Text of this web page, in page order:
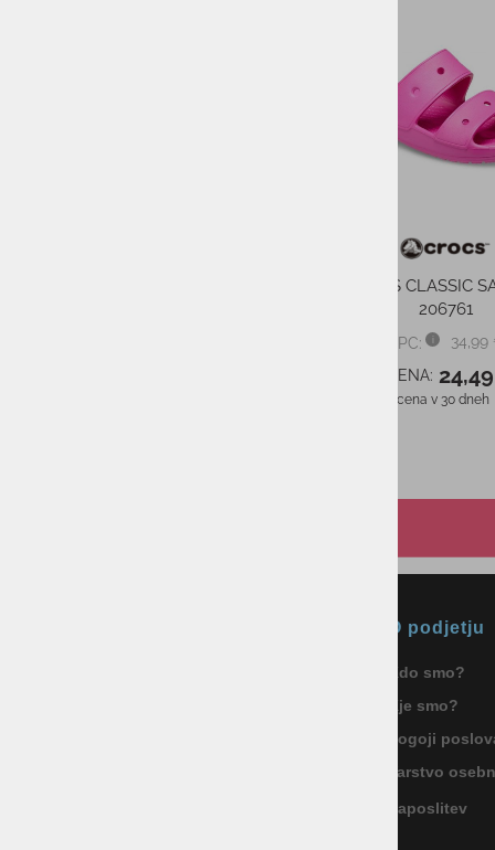
CROCS CLASSIC
206761
PMPC:
34,99
AS CENA:
Najnižja cena v 30 dneh
O podjetju
Kdo smo?
Kje smo?
Pogoji
Varstvo
Zaposlitev